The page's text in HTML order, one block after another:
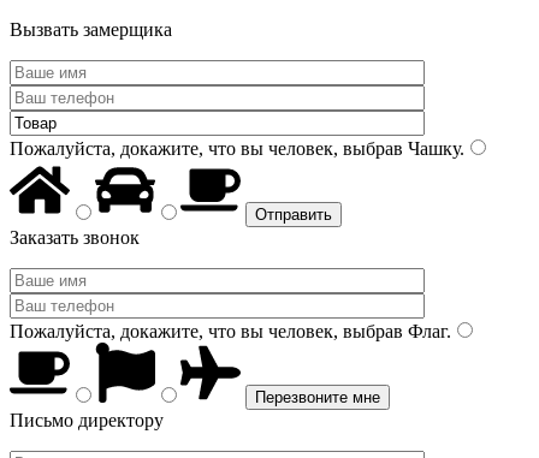
Вызвать замерщика
Пожалуйста, докажите, что вы человек, выбрав Чашку.
Заказать звонок
Пожалуйста, докажите, что вы человек, выбрав Флаг.
Письмо директору